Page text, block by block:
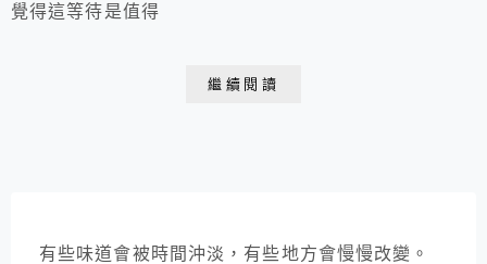
覺得這等待是值得
繼續閱讀
有些味道會被時間沖淡，有些地方會慢慢改變。